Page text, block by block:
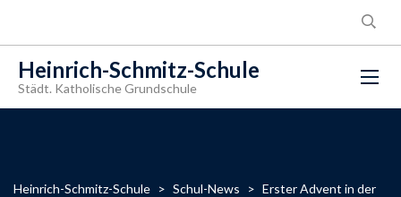
Heinrich-Schmitz-Schule
Städt. Katholische Grundschule
Heinrich-Schmitz-Schule > Schul-News > Erster Advent in der